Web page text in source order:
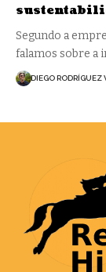
Segundo a
falamos sobre a
DIEGO